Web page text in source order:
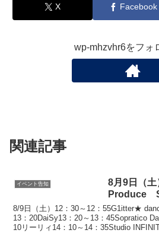
X Facebook
wp-mhzvhr6をフォ
関連記事
イベント告知
8月9日（
Produce
8/9日（土）12：30～12：55G1itter★
13：20DaiSy13：20～13：45Sopratico
10リーリィ14：10～14：35Studio